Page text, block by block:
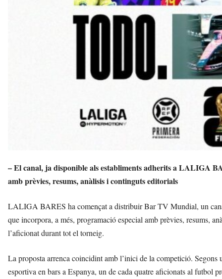
– El canal, ja disponible als establiments adherits a LALIGA
amb prèvies, resums, anàlisis i continguts editorials
LALIGA BARES ha començat a distribuir Bar TV Mundial, un
que incorpora, a més, programació especial amb prèvies, resums,
l’aficionat durant tot el torneig.
La proposta arrenca coincidint amb l’inici de la competició.
esportiva en bars a Espanya, un de cada quatre aficionats al futbol